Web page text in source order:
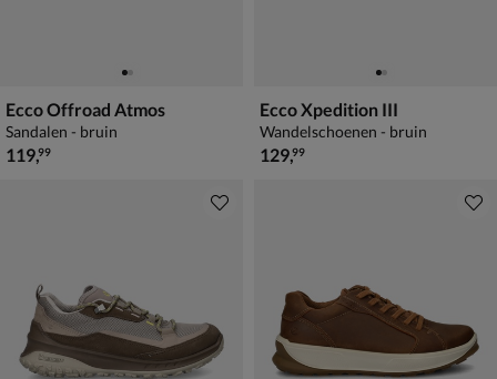
Ecco Offroad Atmos
Sandalen - bruin
€ 119,99
119,99
Ecco Xpedition III
Wandelschoenen - bruin
€ 129,99
129,99